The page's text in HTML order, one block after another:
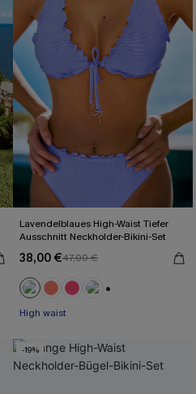
Lavendelblaues High-Waist Tiefer
Ausschnitt Neckholder-Bikini-Set
38,00 €47,00 €
High waist
-19%